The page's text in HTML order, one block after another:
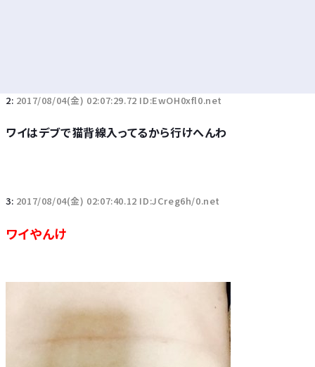
2: 2017/08/04(金) 02:07:29.72 ID:EwOH0xfl0.net
ワイはデブで猫背線入ってるから行けへんわ
3: 2017/08/04(金) 02:07:40.12 ID:JCreg6h/0.net
ワイやんけ